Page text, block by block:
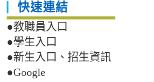
快速連結
●教職員入口
●學生入口
●新生入口、招生資訊
●Google